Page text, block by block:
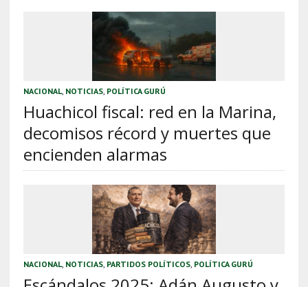
NACIONAL, NOTICIAS, POLÍTICA GURÚ
Huachicol fiscal: red en la Marina,
decomisos récord y muertes que
encienden alarmas
NACIONAL, NOTICIAS, PARTIDOS POLÍTICOS, POLÍTICA GURÚ